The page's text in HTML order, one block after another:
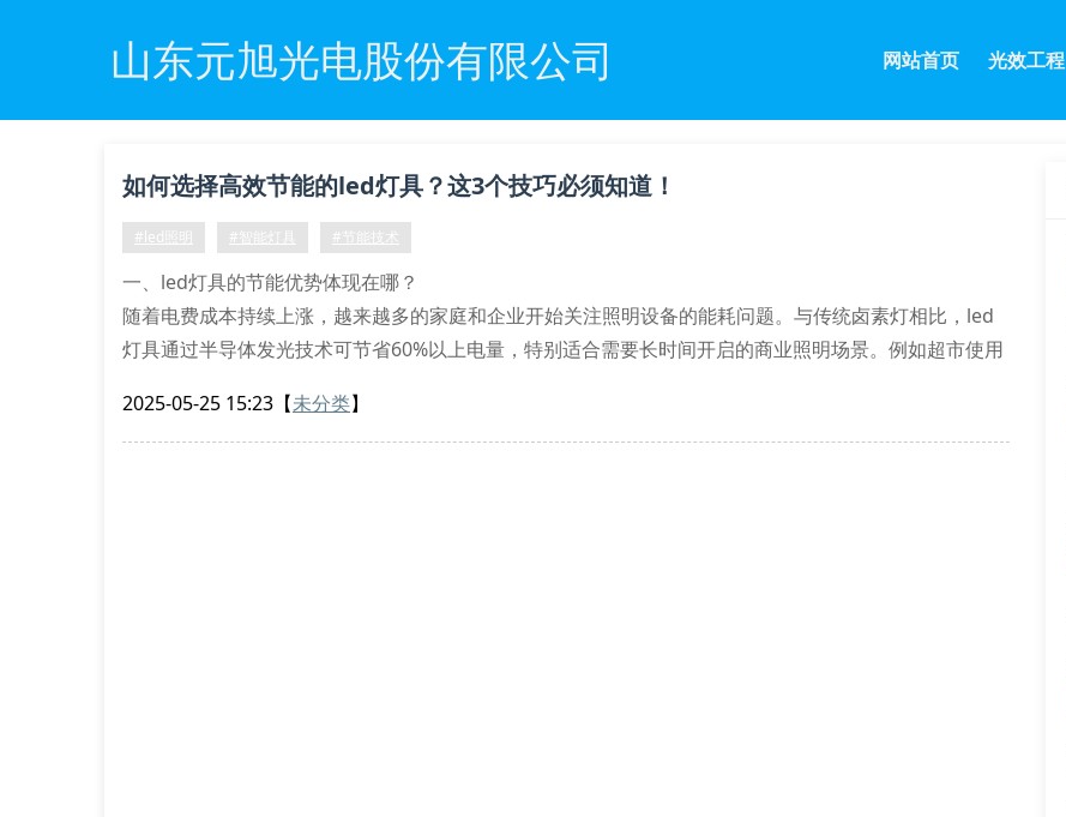
山东元旭光电股份有限公司 网站首页 光效工程
如何选择高效节能的led灯具？这3个技巧必须知道！
#led照明 #智能灯具 #节能技术
一、led灯具的节能优势体现在哪？
随着电费成本持续上涨，越来越多的家庭和企业开始关注照明设备的能耗问题。与传统卤素灯相比，led
灯具通过半导体发光技术可节省60%以上电量，特别适合需要长时间开启的商业照明场景。例如超市使用
值得注意的是，优质led产品采用恒流驱动技术，能避免电压波动导致的频闪现象。这对于办公照明环境
尤为重要——稳定的光
2025-05-25 15:23 【未分类】